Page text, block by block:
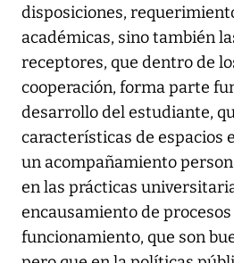
disposiciones,
académicas, sino también
receptores, que dentro de
cooperación, forma parte
desarrollo del estudiante,
características de espacios
un acompañamiento
en las prácticas
encausamiento de
funcionamiento, que son